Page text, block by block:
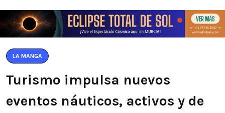
LA MANGA
Turismo impulsa nuevos
eventos náuticos, activos y de